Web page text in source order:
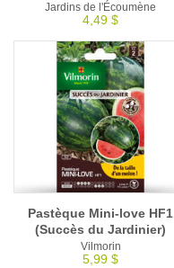
Jardins de l'Écoumène
4,49 $
Pastèque Mini-love HF1
(Succès du Jardinier)
Vilmorin
5,99 $